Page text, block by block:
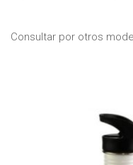
Consultar por otros